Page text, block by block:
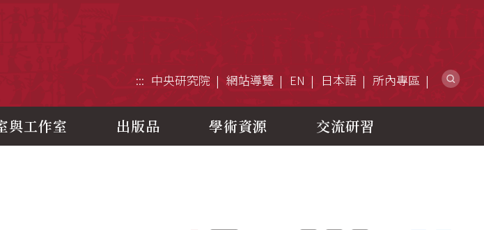
::: 中央研究院 網站導覽 EN 日本語 所內專區
與工作室 出版品 學術資源 交流研習